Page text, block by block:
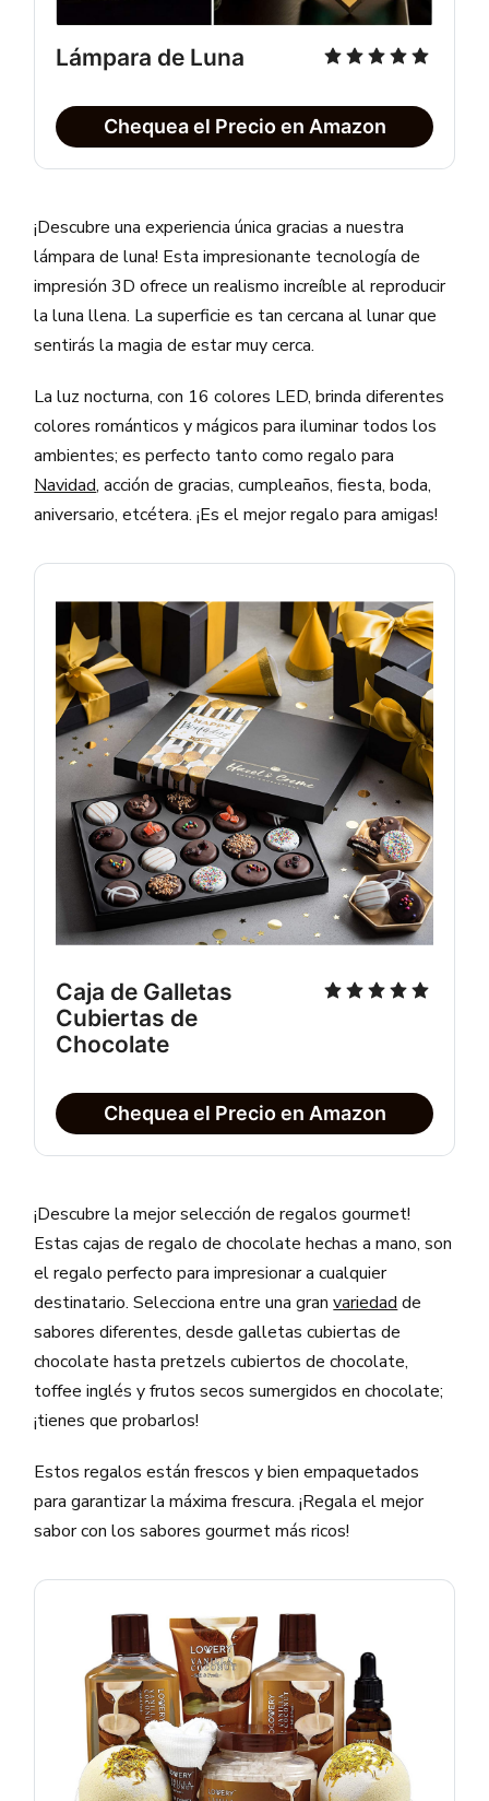
Lámpara de Luna
Chequea el Precio en Amazon
¡Descubre una experiencia única gracias a nuestra
lámpara de luna! Esta impresionante tecnología de
impresión 3D ofrece un realismo increíble al reproducir
la luna llena. La superficie es tan cercana al lunar que
sentirás la magia de estar muy cerca.
La luz nocturna, con 16 colores LED, brinda diferentes
colores románticos y mágicos para iluminar todos los
ambientes; es perfecto tanto como regalo para
Navidad, acción de gracias, cumpleaños, fiesta, boda,
aniversario, etcétera. ¡Es el mejor regalo para amigas!
Caja de Galletas
Cubiertas de
Chocolate
Chequea el Precio en Amazon
¡Descubre la mejor selección de regalos gourmet!
Estas cajas de regalo de chocolate hechas a mano, son
el regalo perfecto para impresionar a cualquier
destinatario. Selecciona entre una granvariedad de
sabores diferentes, desde galletas cubiertas de
chocolate hasta pretzels cubiertos de chocolate,
toffee inglés y frutos secos sumergidos en chocolate;
¡tienes que probarlos!
Estos regalos están frescos y bien empaquetados
para garantizar la máxima frescura. ¡Regala el mejor
sabor con los sabores gourmet más ricos!